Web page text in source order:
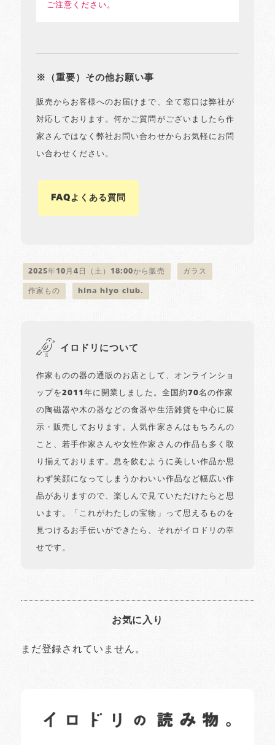
ご注意ください。
※（重要）その他お願い事
販売からお客様へのお届けまで、全て窓口は弊社が
対応しております。何かご質問がございましたら作
家さんではなく弊社お問い合わせからお気軽にお問
い合わせください。
FAQよくある質問
2025年10月4日（土）18:00から販売 ガラス
作家もの hina hiyo club.
イロドリについて
作家ものの器の通販のお店として、オンラインショ
ップを2011年に開業しました。全国約70名の作家
の陶磁器や木の器などの食器や生活雑貨を中心に展
示・販売しております。人気作家さんはもちろんの
こと、若手作家さんや女性作家さんの作品も多く取
り揃えております。息を飲むように美しい作品か思
わず笑顔になってしまうかわいい作品など幅広い作
品がありますので、楽しんで見ていただけたらと思
います。「これがわたしの宝物」って思えるものを
見つけるお手伝いができたら、それがイロドリの幸
せです。
お気に入り
まだ登録されていません。
日常の様子など随時更新中です。